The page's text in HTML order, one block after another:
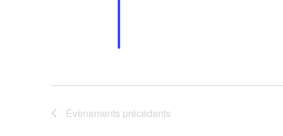
Évènements précédents